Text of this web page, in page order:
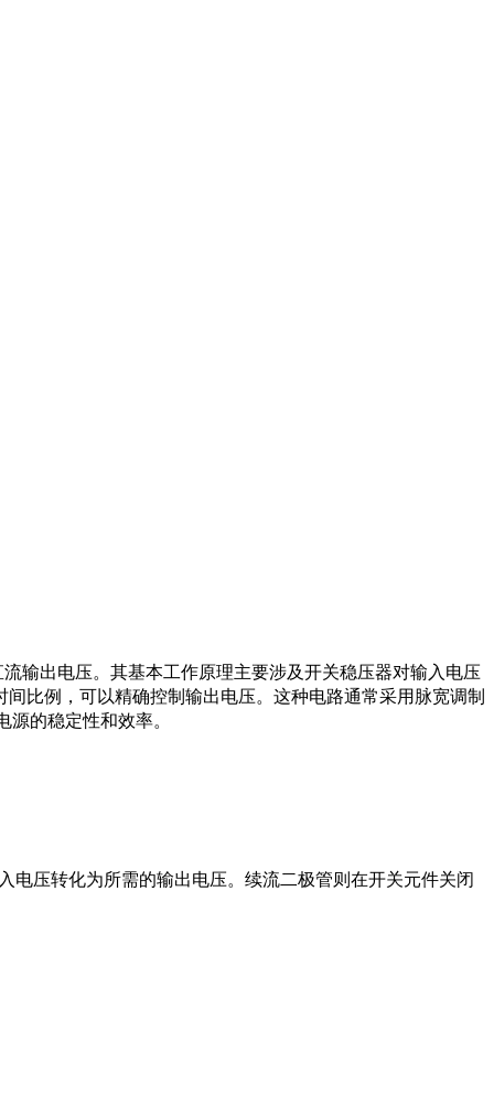
输出电压。其基本工作原理主要涉及开关稳压器对输入电压
比例，可以精确控制输出电压。这种电路通常采用脉宽调制
的稳定性和效率。
压转化为所需的输出电压。续流二极管则在开关元件关闭